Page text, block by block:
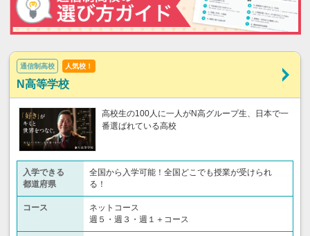
通信制高校 人気校！
N高等学校
高校生の100人に一人がN高グループ生、日本で一
番選ばれている高校
入学できる
都道府県
全国から入学可能！全国どこでも授業が受けられ
る！
コース
ネットコース
週５・週３・週１＋コース